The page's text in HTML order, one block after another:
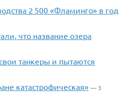
2 500 «Фламинго» в год
что название озера
танкеры и пытаются
катастрофическая» — 3